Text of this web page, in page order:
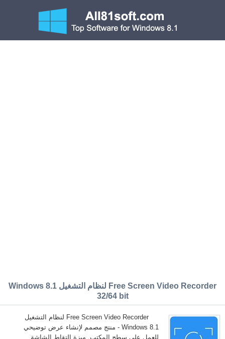
Free Screen Video Recorder لنظام التشغيل Windows 8.1
32/64 bit
Free Screen Video Recorder لنظام التشغيل
Windows 8.1 - منتج مصمم لإنشاء عرض توضيحي
للعمل على سطح المكتب. ميزة التقاط الشاشة